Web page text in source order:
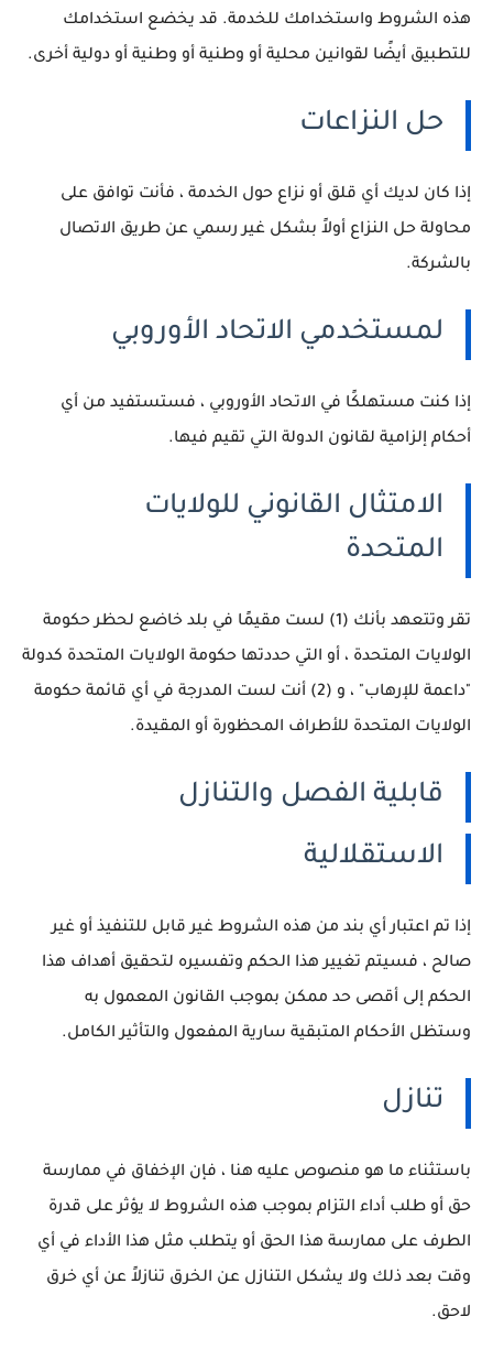
هذه الشروط واستخدامك للخدمة. قد يخضع استخدامك
للتطبيق أيضًا لقوانين محلية أو وطنية أو وطنية أو دولية أخرى.
حل النزاعات
إذا كان لديك أي قلق أو نزاع حول الخدمة ، فأنت توافق على
محاولة حل النزاع أولاً بشكل غير رسمي عن طريق الاتصال
بالشركة.
لمستخدمي الاتحاد الأوروبي
إذا كنت مستهلكًا في الاتحاد الأوروبي ، فستستفيد من أي
أحكام إلزامية لقانون الدولة التي تقيم فيها.
الامتثال القانوني للولايات
المتحدة
تقر وتتعهد بأنك (1) لست مقيمًا في بلد خاضع لحظر حكومة
الولايات المتحدة ، أو التي حددتها حكومة الولايات المتحدة كدولة
"داعمة للإرهاب" ، و (2) أنت لست المدرجة في أي قائمة حكومة
الولايات المتحدة للأطراف المحظورة أو المقيدة.
قابلية الفصل والتنازل
الاستقلالية
إذا تم اعتبار أي بند من هذه الشروط غير قابل للتنفيذ أو غير
صالح ، فسيتم تغيير هذا الحكم وتفسيره لتحقيق أهداف هذا
الحكم إلى أقصى حد ممكن بموجب القانون المعمول به
وستظل الأحكام المتبقية سارية المفعول والتأثير الكامل.
تنازل
باستثناء ما هو منصوص عليه هنا ، فإن الإخفاق في ممارسة
حق أو طلب أداء التزام بموجب هذه الشروط لا يؤثر على قدرة
الطرف على ممارسة هذا الحق أو يتطلب مثل هذا الأداء في أي
وقت بعد ذلك ولا يشكل التنازل عن الخرق تنازلاً عن أي خرق
لاحق.